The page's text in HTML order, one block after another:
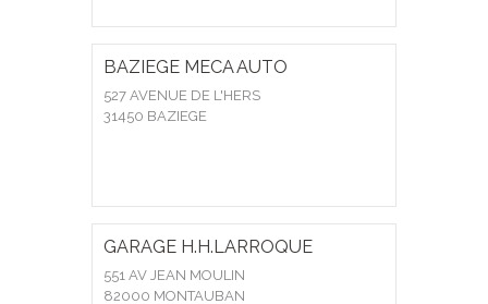
BAZIEGE MECA AUTO
527 AVENUE DE L'HERS
31450 BAZIEGE
GARAGE H.H.LARROQUE
551 AV JEAN MOULIN
82000 MONTAUBAN